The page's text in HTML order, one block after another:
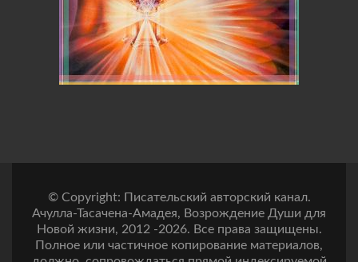
© Copyright: Писательский авторский канал.
Ачулла-Тасачена-Амадея, Возрождение Души для
Новой жизни, 2012 -2026. Все права защищены.
Полное или частичное копирование материалов,